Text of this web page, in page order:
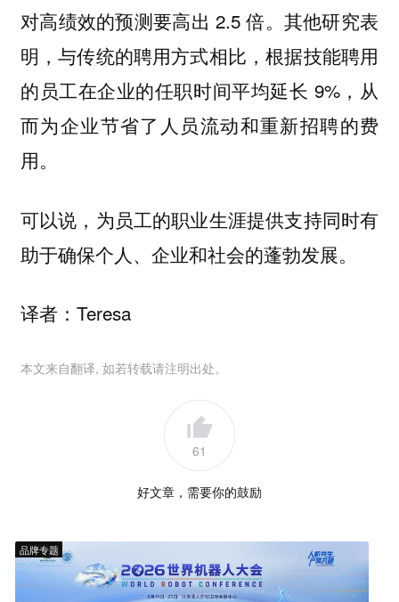
对高绩效的预测要高出 2.5 倍。其他研究表
明，与传统的聘用方式相比，根据技能聘用
的员工在企业的任职时间平均延长 9%，从
而为企业节省了人员流动和重新招聘的费
用。
可以说，为员工的职业生涯提供支持同时有
助于确保个人、企业和社会的蓬勃发展。
译者：Teresa
本文来自翻译, 如若转载请注明出处。
61
好文章，需要你的鼓励
品牌专题